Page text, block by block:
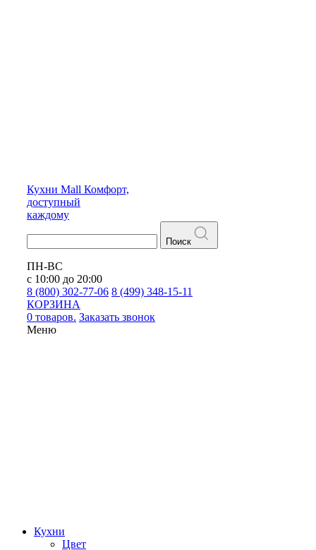
Кухни Mall Комфорт,
доступный
каждому
Поиск
ПН-ВС
с 10:00 до 20:00
8 (800) 302-77-06 8 (499) 348-15-11
КОРЗИНА
0 товаров. Заказать звонок
Меню
Кухни
Цвет